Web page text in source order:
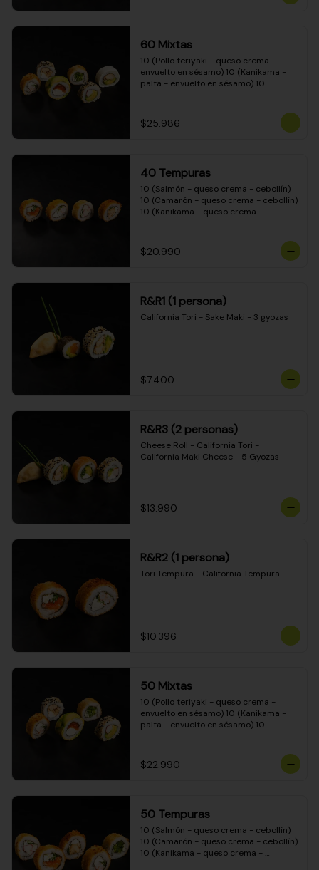
(Pimentón - queso crema - cebollín -
envuelto en masa tempura)
60 Mixtas
10 (Pollo teriyaki - queso crema -
envuelto en sésamo) 10 (Kanikama -
palta - envuelto en sésamo) 10
envuelto en queso crema) 10
(Camarón - queso crema - cebollín -
$25.986
40 Tempuras
10 (Salmón - queso crema - cebollín)
10 (Camarón - queso crema - cebollín)
10 (Kanikama - queso crema -
$20.990
R&R1 (1 persona)
California Tori - Sake Maki - 3 gyozas
$7.400
R&R3 (2 personas)
Cheese Roll - California Tori -
California Maki Cheese - 5 Gyozas
$13.990
R&R2 (1 persona)
Tori Tempura - California Tempura
$10.396
50 Mixtas
10 (Pollo teriyaki - queso crema -
envuelto en sésamo) 10 (Kanikama -
palta - envuelto en sésamo) 10
cebollín - envuelto en masa tempura)
10 (Pimentón - queso crema - cebollín
$22.990
50 Tempuras
10 (Salmón - queso crema - cebollín)
10 (Camarón - queso crema - cebollín)
10 (Kanikama - queso crema -